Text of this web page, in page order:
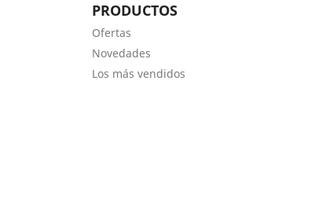
PRODUCTOS
Ofertas
Novedades
Los más vendidos